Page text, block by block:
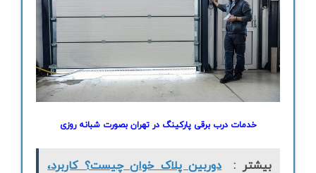
خدمات درب برقی پارکینگ در تهران بصورت شبانه روزی
بیشتر :
دوربین پلاک خوان چیست؟ کاربرد،